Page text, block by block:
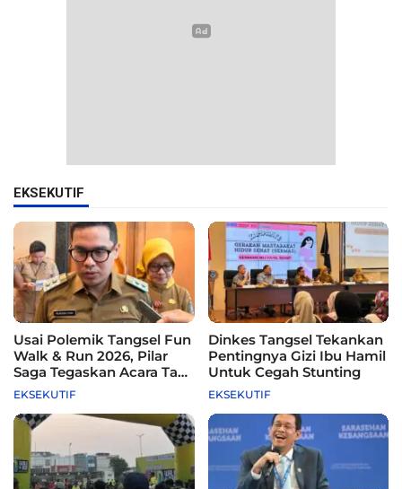
EKSEKUTIF
Usai Polemik Tangsel Fun
Walk & Run 2026, Pilar
Saga Tegaskan Acara Tak
Difasilitasi Pemkot
EKSEKUTIF
Dinkes Tangsel Tekankan
Pentingnya Gizi Ibu Hamil
Untuk Cegah Stunting
EKSEKUTIF